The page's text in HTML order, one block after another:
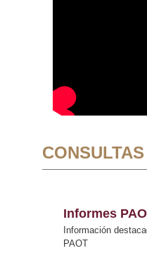
Informes
Información
PAOT